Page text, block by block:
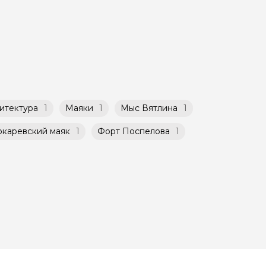
1 Маяки 1 Мыс Вятлина 1
маяк 1 Форт Поспелова 1